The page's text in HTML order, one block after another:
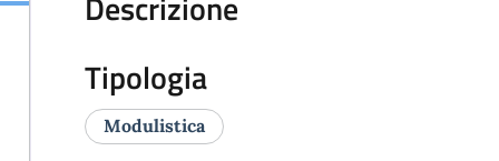
Tipologia
Modulistica